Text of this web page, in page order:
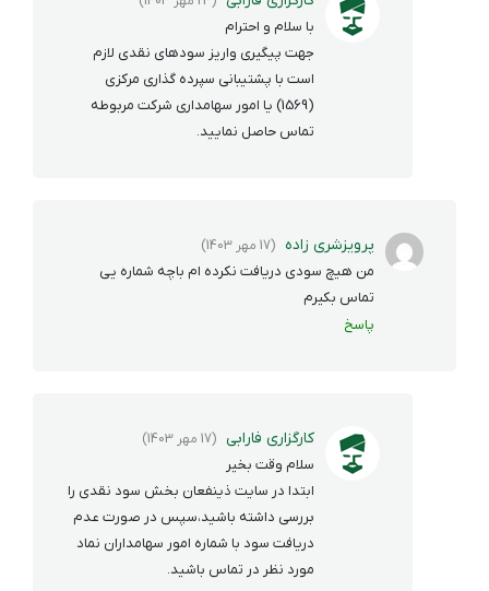
با سلام و احترام
جهت پیگیری واریز سودهای نقدی لازم
است با پشتیبانی سپرده گذاری مرکزی
(1569) یا امور سهامداری شرکت مربوطه
تماس حاصل نمایید.
پرویزشری زاده (17 مهر 1403)
من هیچ سودی دریافت نکرده ام باچه شماره یی
تماس بکیرم
پاسخ
کارگزاری فارابی (17 مهر 1403)
سلام وقت بخیر
ابتدا در سایت ذینفعان بخش سود نقدی را
بررسی داشته باشید،سپس در صورت عدم
دریافت سود با شماره امور سهامداران نماد
مورد نظر در تماس باشید.